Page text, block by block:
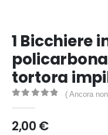
1 Bicchiere
tortora
( Ancora
2,00 €